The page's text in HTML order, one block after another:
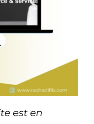
est en